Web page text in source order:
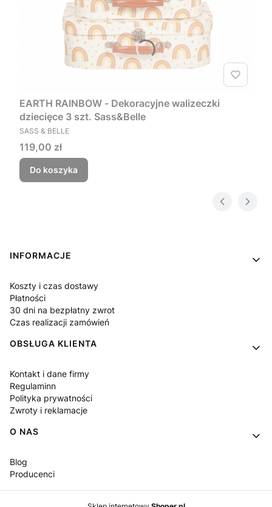
EARTH RAINBOW - Dekoracyjne walizeczki
dziecięce 3 szt. Sass&Belle
PRODUCENT
SASS & BELLE
Cena
119,00 zł
Do koszyka
Linki w stopce
INFORMACJE
Koszty i czas dostawy
Płatności
30 dni na bezpłatny zwrot
Czas realizacji zamówień
OBSŁUGA KLIENTA
Kontakt i dane firmy
Regulaminn
Polityka prywatności
Zwroty i reklamacje
O NAS
Blog
Producenci